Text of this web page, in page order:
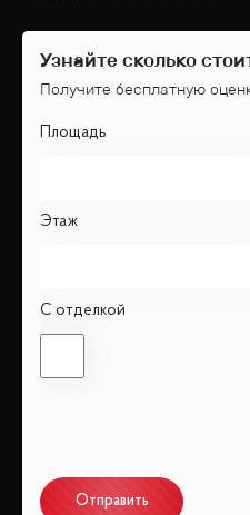
Узнайте сколько
Получите бесплатную
Площадь
Этаж
С отделкой
Отправить